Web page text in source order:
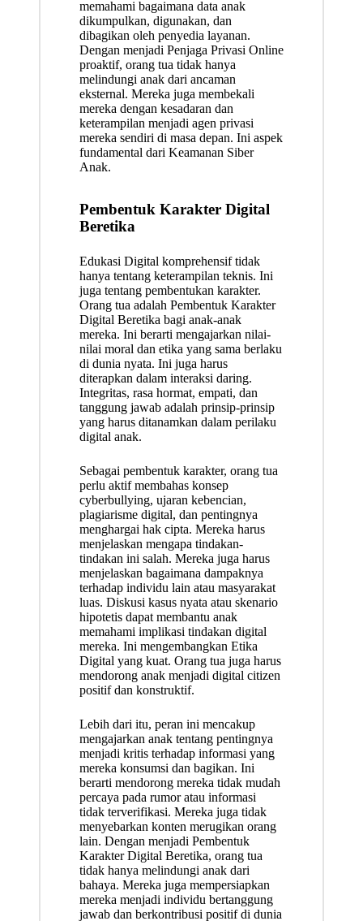
memahami bagaimana data anak
dikumpulkan, digunakan, dan
dibagikan oleh penyedia layanan.
Dengan menjadi Penjaga Privasi Online
proaktif, orang tua tidak hanya
melindungi anak dari ancaman
eksternal. Mereka juga membekali
mereka dengan kesadaran dan
keterampilan menjadi agen privasi
mereka sendiri di masa depan. Ini aspek
fundamental dari Keamanan Siber
Anak.
Pembentuk Karakter Digital
Beretika
Edukasi Digital komprehensif tidak
hanya tentang keterampilan teknis. Ini
juga tentang pembentukan karakter.
Orang tua adalah Pembentuk Karakter
Digital Beretika bagi anak-anak
mereka. Ini berarti mengajarkan nilai-
nilai moral dan etika yang sama berlaku
di dunia nyata. Ini juga harus
diterapkan dalam interaksi daring.
Integritas, rasa hormat, empati, dan
tanggung jawab adalah prinsip-prinsip
yang harus ditanamkan dalam perilaku
digital anak.
Sebagai pembentuk karakter, orang tua
perlu aktif membahas konsep
cyberbullying, ujaran kebencian,
plagiarisme digital, dan pentingnya
menghargai hak cipta. Mereka harus
menjelaskan mengapa tindakan-
tindakan ini salah. Mereka juga harus
menjelaskan bagaimana dampaknya
terhadap individu lain atau masyarakat
luas. Diskusi kasus nyata atau skenario
hipotetis dapat membantu anak
memahami implikasi tindakan digital
mereka. Ini mengembangkan Etika
Digital yang kuat. Orang tua juga harus
mendorong anak menjadi digital citizen
positif dan konstruktif.
Lebih dari itu, peran ini mencakup
mengajarkan anak tentang pentingnya
menjadi kritis terhadap informasi yang
mereka konsumsi dan bagikan. Ini
berarti mendorong mereka tidak mudah
percaya pada rumor atau informasi
tidak terverifikasi. Mereka juga tidak
menyebarkan konten merugikan orang
lain. Dengan menjadi Pembentuk
Karakter Digital Beretika, orang tua
tidak hanya melindungi anak dari
bahaya. Mereka juga mempersiapkan
mereka menjadi individu bertanggung
jawab dan berkontribusi positif di dunia